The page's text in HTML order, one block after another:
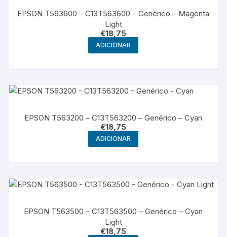
EPSON T563600 – C13T563600 – Genérico – Magenta
Light
€18,75
ADICIONAR
EPSON T563200 – C13T563200 – Genérico – Cyan
€18,75
ADICIONAR
EPSON T563500 – C13T563500 – Genérico – Cyan
Light
€18,75